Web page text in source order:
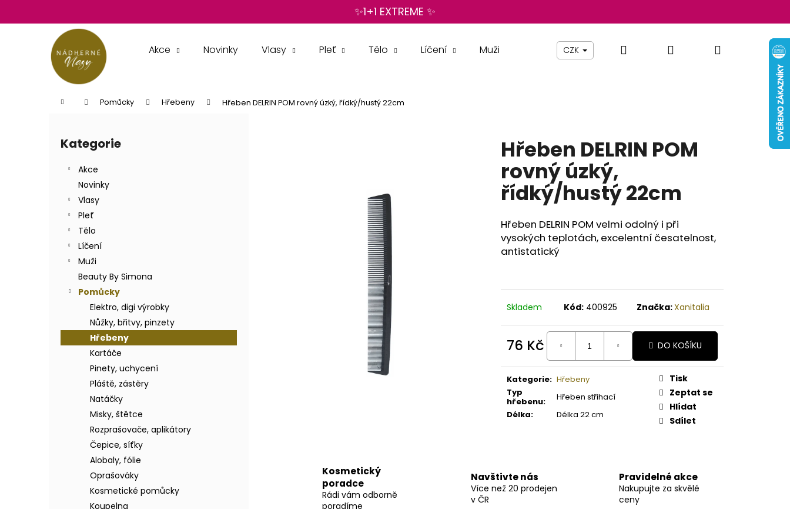
obsah
✨1+1 EXTREME ✨
Akce Novinky Vlasy Pleť Tělo Líčení Muži Beauty By Simona Pomůcky Nábytek
CZK Hledat PřihlášeníNákupní
Domů Pomůcky Hřebeny Hřeben DELRIN POM rovný úzký, řídký/hustý 22cm
Přeskočit
kategorie
Kategorie
Akce
Novinky
Vlasy
Pleť
Tělo
Líčení
Muži
Beauty By Simona
Pomůcky
Elektro, digi výrobky
Nůžky, břitvy, pinzety
Hřebeny
Kartáče
Pinety, uchycení
Pláště, zástěry
Natáčky
Misky, štětce
Rozprašovače, aplikátory
Čepice, síťky
Alobaly, fólie
Oprašováky
Kosmetické pomůcky
Koupelna
Hřeben DELRIN POM
rovný úzký,
řídký/hustý 22cm
Hřeben DELRIN POM velmi odolný i při
vysokých teplotách, excelentní česatelnost,
antistatický
Skladem Kód: 400925 Značka:Xanitalia
76 Kč
cena:
DO KOŠÍKU
Kategorie: Hřebeny
Typ
hřebenu:
Hřeben střihací
Délka: Délka 22 cm
Tisk
Zeptat se
Hlídat
Sdílet
Kosmetický
poradce
Rádi vám odborně
poradíme
Navštivte nás
Více než 20 prodejen
v ČR
Pravidelné akce
Nakupujte za skvělé
ceny
o
obchodu
obchodu
Následující
BODY BY SIMONA BANÁN ORGANICKÉ
RUČNĚ VYRÁBĚNÉ BAMBUCKÉ MÁSLO
200ML
749 Kč
BODY BY SIMONA MELOUN ORGANICKÉ
RUČNĚ VYRÁBĚNÉ BAMBUCKÉ MÁSLO